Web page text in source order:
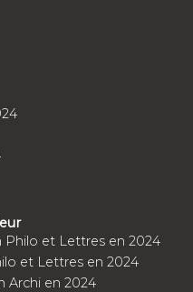
Philo et Lettres en 2024
et Lettres en 2024
Archi en 2024